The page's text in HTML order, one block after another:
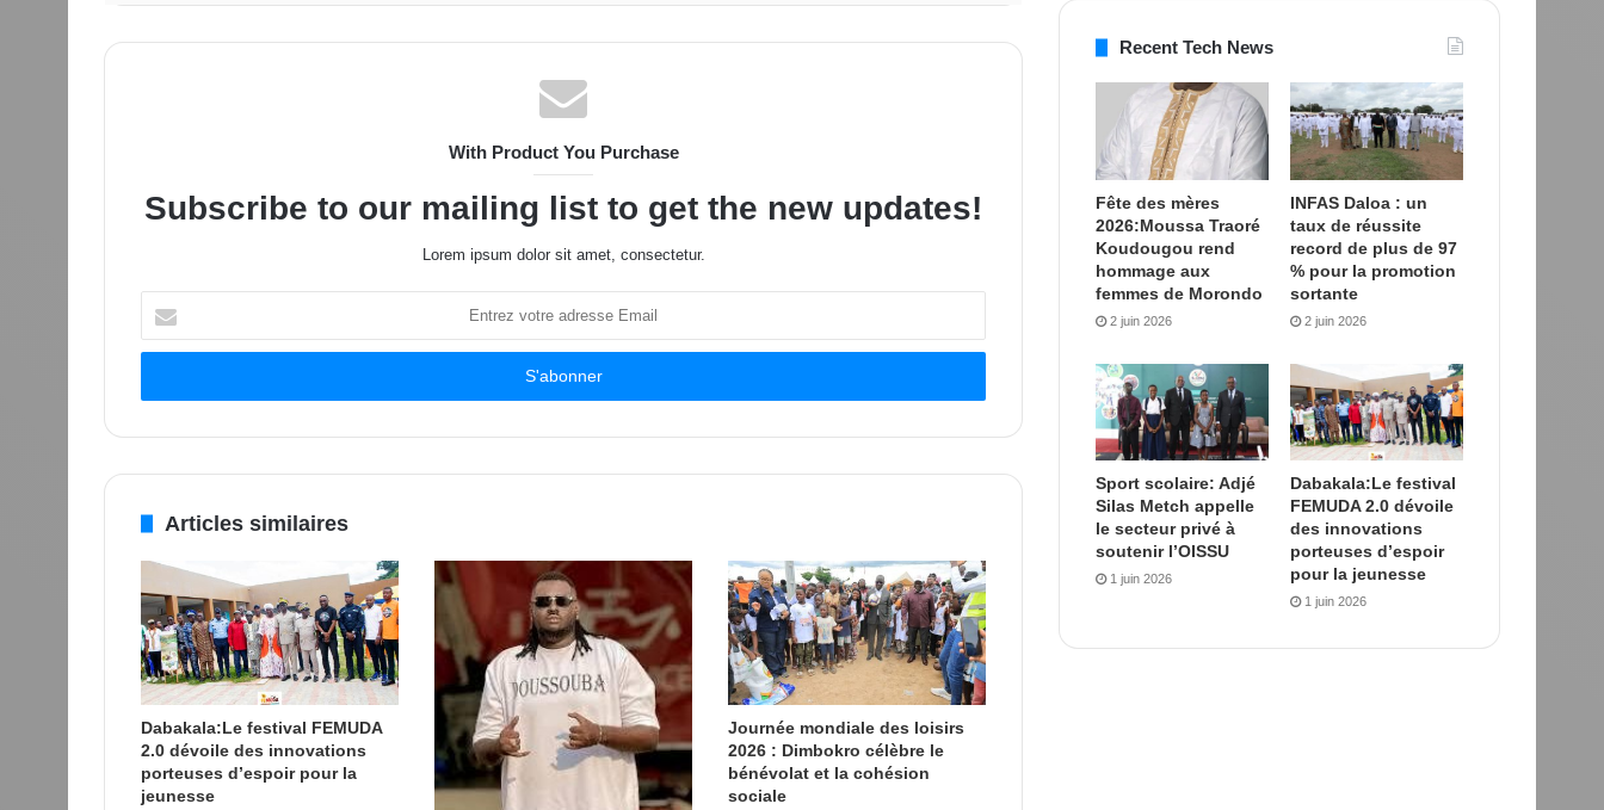
With Product You Purchase
Subscribe to our mailing list to get the new updates!
Lorem ipsum dolor sit amet, consectetur.
votre
adresse
Articles similaires
Dabakala:Le festival FEMUDA
2.0 dévoile des innovations
porteuses d’espoir pour la
jeunesse
Journée mondiale des loisirs
2026 : Dimbokro célèbre le
bénévolat et la cohésion
sociale
Recent Tech News
Fête des mères
2026:Moussa Traoré
Koudougou rend
hommage aux
femmes de Morondo
2 juin 2026
INFAS Daloa : un
taux de réussite
record de plus de 97
% pour la promotion
sortante
2 juin 2026
Sport scolaire: Adjé
Silas Metch appelle
le secteur privé à
soutenir l’OISSU
1 juin 2026
Dabakala:Le festival
FEMUDA 2.0 dévoile
des innovations
porteuses d’espoir
pour la jeunesse
1 juin 2026